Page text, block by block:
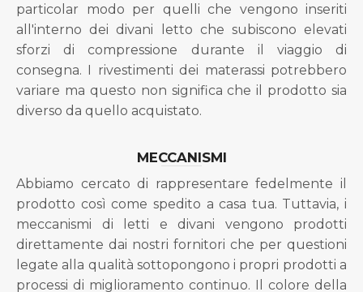
particolar modo per quelli che vengono inseriti
all'interno dei divani letto che subiscono elevati
sforzi di compressione durante il viaggio di
consegna. I rivestimenti dei materassi potrebbero
variare ma questo non significa che il prodotto sia
diverso da quello acquistato.
MECCANISMI
Abbiamo cercato di rappresentare fedelmente il
prodotto così come spedito a casa tua. Tuttavia, i
meccanismi di letti e divani vengono prodotti
direttamente dai nostri fornitori che per questioni
legate alla qualità sottopongono i propri prodotti a
processi di miglioramento continuo. Il colore della